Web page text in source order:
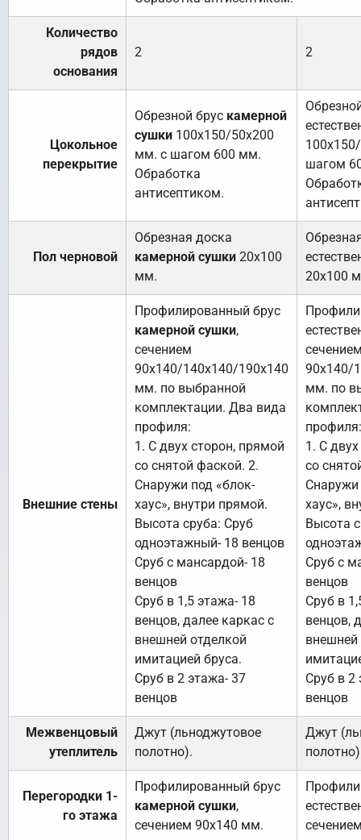
Количество
рядов
основания
2 2
Цокольное
перекрытие
Обрезной брус камерной
сушки 100х150/50х200
мм. с шагом 600 мм.
Обработка
антисептиком.
шагом
Пол черновой
Обрезная доска
камерной сушки 20х100
мм.
20х100
Внешние стены
Профилированный брус
камерной сушки,
сечением
90х140/140х140/190х140
мм. по выбранной
комплектации. Два вида
профиля:
1. С двух сторон, прямой
со снятой фаской. 2.
Снаружи под «блок-
хаус», внутри прямой.
Высота сруба: Сруб
одноэтажный- 18 венцов
Сруб с мансардой- 18
венцов
Сруб в 1,5 этажа- 18
венцов, далее каркас с
внешней отделкой
имитацией бруса.
Сруб в 2 этажа- 37
венцов
90х140/
мм. по
1. С
со
Снаружи
хаус»,
Высота
Сруб с
венцов
Сруб в
венцов,
внешней
Сруб в 2
венцов
Межвенцовый
утеплитель
Джут (льноджутовое
полотно).
Джут
Перегородки 1-
го этажа
Профилированный брус
камерной сушки,
сечением 90х140 мм.